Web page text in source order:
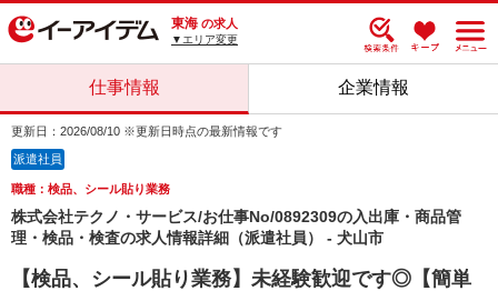
東海 の求人
▼エリア変更
仕事情報 企業情報
更新日：2026/08/10 ※更新日時点の最新情報です
派遣社員
職種：検品、シール貼り業務
株式会社テクノ・サービス/お仕事No/0892309の入出庫・商品管
理・検品・検査の求人情報詳細（派遣社員） - 犬山市
【検品、シール貼り業務】未経験歓迎です◎【簡単